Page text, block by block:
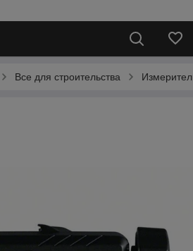
Все для строительства